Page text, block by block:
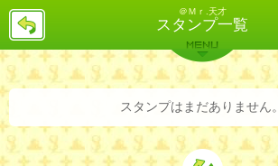
＠Ｍｒ.天才
スタンプ一覧
戻
バックナンバー 詳細検索 ランキング
MENU
スタンプはまだありません。